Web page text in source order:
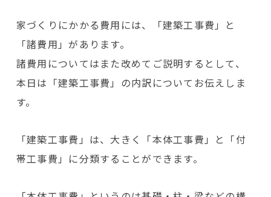
家づくりにかかる費用には、「建築工事費」と
「諸費用」があります。
諸費用についてはまた改めてご説明するとして、
本日は「建築工事費」の内訳についてお伝えしま
す。
「建築工事費」は、大きく「本体工事費」と「付
帯工事費」に分類することができます。